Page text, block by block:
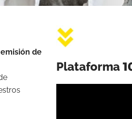
de
Plataforma